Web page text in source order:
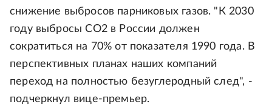
снижение выбросов парниковых газов. "К 2030
году выбросы CO2 в России должен
сократиться на 70% от показателя 1990 года. В
перспективных планах наших компаний
переход на полностью безуглеродный след", -
подчеркнул вице-премьер.